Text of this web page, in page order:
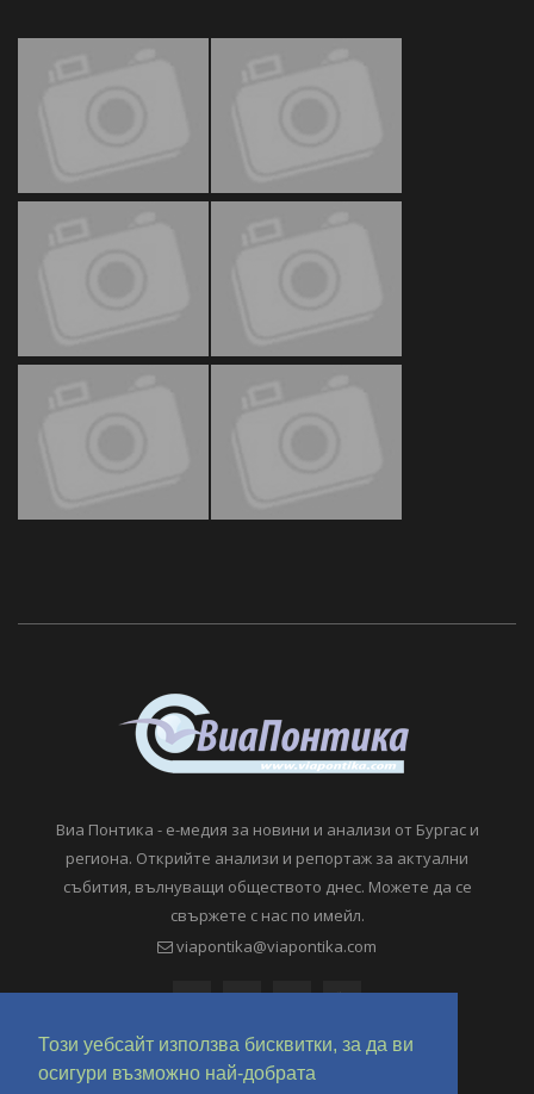
Този уебсайт използва бисквитки, за да ви
осигури възможно най-добрата
Виа Понтика - е-медия за новини и анализи от Бургас и
региона. Открийте анализи и репортаж за актуални
събития, вълнуващи обществото днес. Можете да се
свържете с нас по имейл.
viapontika@viapontika.com